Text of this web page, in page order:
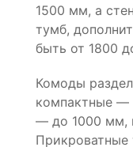
1500 мм, а
тумб,
быть от 1800
Комоды
компактные —
— до 1000 мм,
Прикроватные